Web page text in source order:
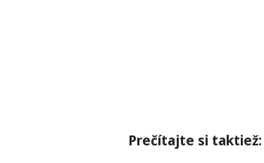
Prečítajte si taktiež: